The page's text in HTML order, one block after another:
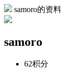
samoro的资料
samoro
62积分